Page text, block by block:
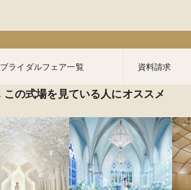
ブライダルフェア一覧 資料請求
この式場を見ている人にオススメ